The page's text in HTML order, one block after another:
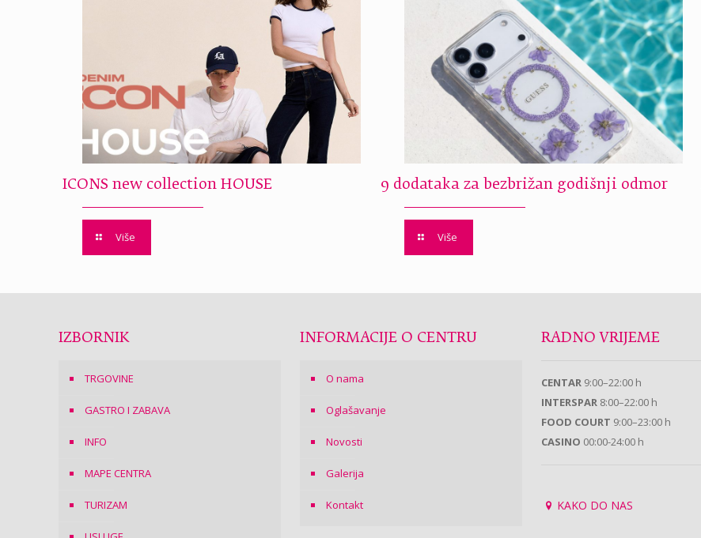
ICONS new collection HOUSE
Više
9 dodataka za bezbrižan godišnji odmor
Više
IZBORNIK
TRGOVINE
GASTRO I ZABAVA
INFO
MAPE CENTRA
TURIZAM
INFORMACIJE O CENTRU
O nama
Oglašavanje
Novosti
Galerija
Kontakt
RADNO VRIJEME
CENTAR 9:00–22:00 h
INTERSPAR 8:00–22:00 h
FOOD COURT 9:00–23:00 h
CASINO 00:00-24:00 h
KAKO DO NAS